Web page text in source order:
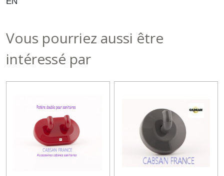
Vous pourriez aussi être
intéressé par